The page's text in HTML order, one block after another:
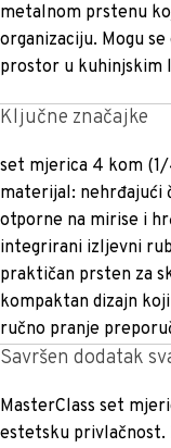
metalnom prstenu
organizaciju. Mogu
prostor u kuhinjskim
Ključne značajke
set mjerica 4 kom (1/
materijal: nehrđajući
otporne na mirise i
integrirani izljevni
praktičan prsten za
kompaktan dizajn
ručno pranje
Savršen dodatak
MasterClass set
estetsku privlačnost.